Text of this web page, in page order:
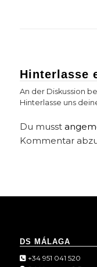
Hinterlasse
An der Diskussion
Hinterlasse uns
Du musst
Kommentar
DS MÁLAGA
+34 951 041 520